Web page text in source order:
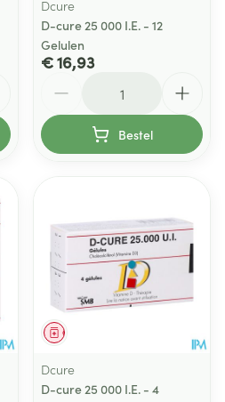
Dcure
D-cure 25 000 I.E. - 12
Gelulen
€ 16,93
Bestel
Geneesmiddel
Dcure
D-cure 25 000 I.E. - 4